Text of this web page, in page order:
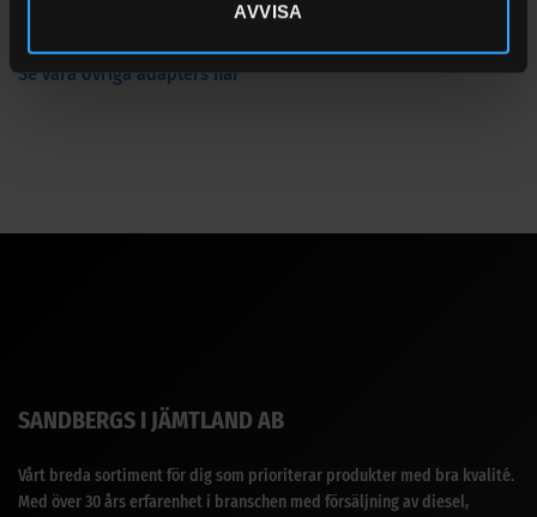
AVVISA
Se våra övriga adapters här
SANDBERGS I JÄMTLAND AB
Vårt breda sortiment för dig som prioriterar produkter med bra kvalité.
Med över 30 års erfarenhet i branschen med försäljning av diesel,